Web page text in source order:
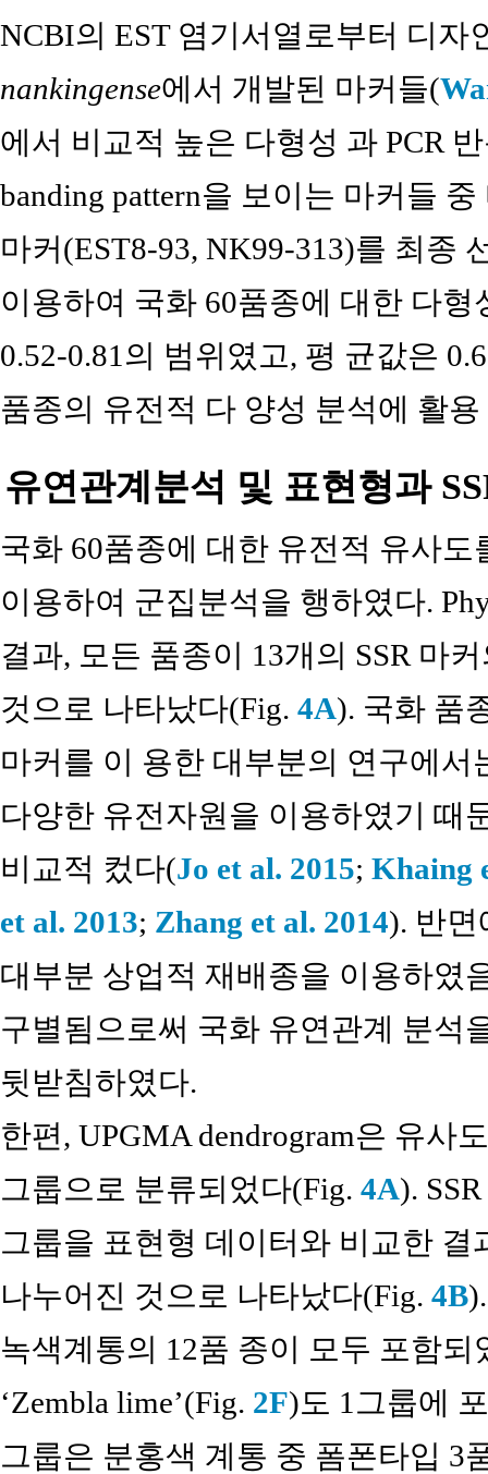
NCBI의 EST 염기서열로부터 디
nankingense에서 개발된 마커들(
에서 비교적 높은 다형성 과 PCR
banding pattern을 보이는 마커들
마커(EST8-93, NK99-313)를 최종
이용하여 국화 60품종에 대한 다
0.52-0.81의 범위였고, 평 균값은
품종의 유전적 다 양성 분석에 활
유연관계분석 및 표현형과
국화 60품종에 대한 유전적 유사도
이용하여 군집분석을 행하였다.
결과, 모든 품종이 13개의 SSR 마
것으로 나타났다(Fig. 4A). 국화 품
마커를 이 용한 대부분의 연구에
다양한 유전자원을 이용하였기 때
비교적 컸다(Jo et al. 2015; Khaing
et al. 2013; Zhang et al. 2014). 반면
대부분 상업적 재배종을 이용하였
구별됨으로써 국화 유연관계 분석
뒷받침하였다.
한편, UPGMA dendrogram은 유사
그룹으로 분류되었다(Fig. 4A).
그룹을 표현형 데이터와 비교한
나누어진 것으로 나타났다(Fig. 4B
녹색계통의 12품 종이 모두 포함
‘Zembla lime’(Fig. 2F)도 1그룹에
그룹은 분홍색 계통 중 폼폰타입 3